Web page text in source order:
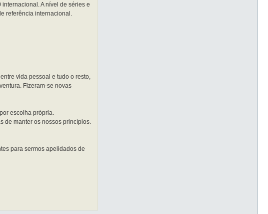
A nível de séries e
referência internacional.
vida pessoal e tudo o resto,
Fizeram-se novas
escolha própria.
de manter os nossos princípios.
para sermos apelidados de